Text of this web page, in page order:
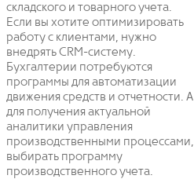
складского и товарного учета.
Если вы хотите оптимизировать
работу с клиентами, нужно
внедрять CRM-систему.
Бухгалтерии потребуются
программы для автоматизации
движения средств и отчетности. А
для получения актуальной
аналитики управления
производственными процессами,
выбирать программу
производственного учета.